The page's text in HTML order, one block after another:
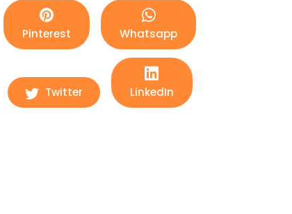
Pinterest Whatsapp
Twitter LinkedIn